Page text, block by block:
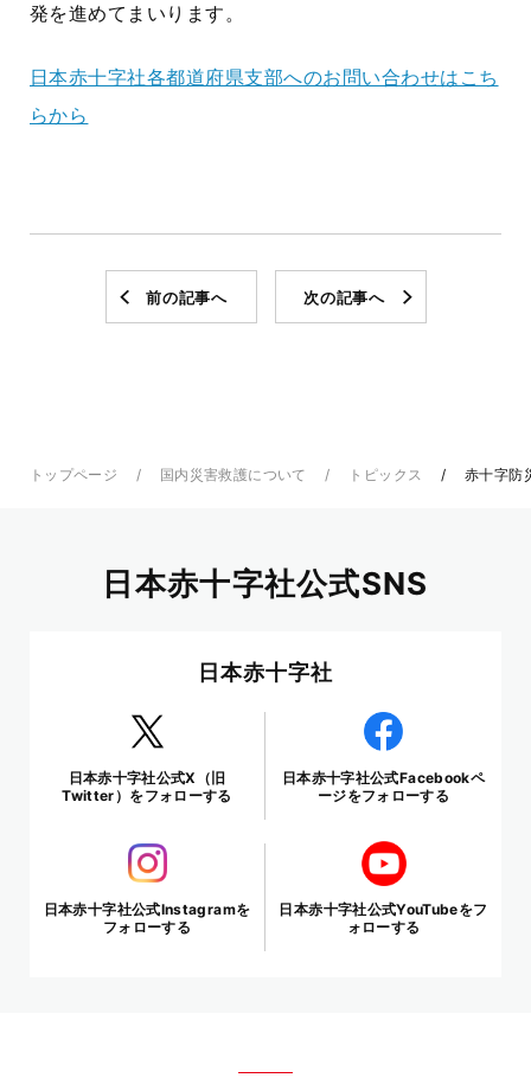
発を進めてまいります。
日本赤十字社各都道府県支部へのお問い合わせはこち
らから
前の記事へ 次の記事へ
トップページ 国内災害救護について トピックス 赤十字防
日本赤十字社公式SNS
日本赤十字社
日本赤十字社公式X（旧
Twitter）をフォローする
日本赤十字社公式Facebookペ
ージをフォローする
日本赤十字社公式Instagramを
フォローする
日本赤十字社公式YouTubeをフ
ォローする